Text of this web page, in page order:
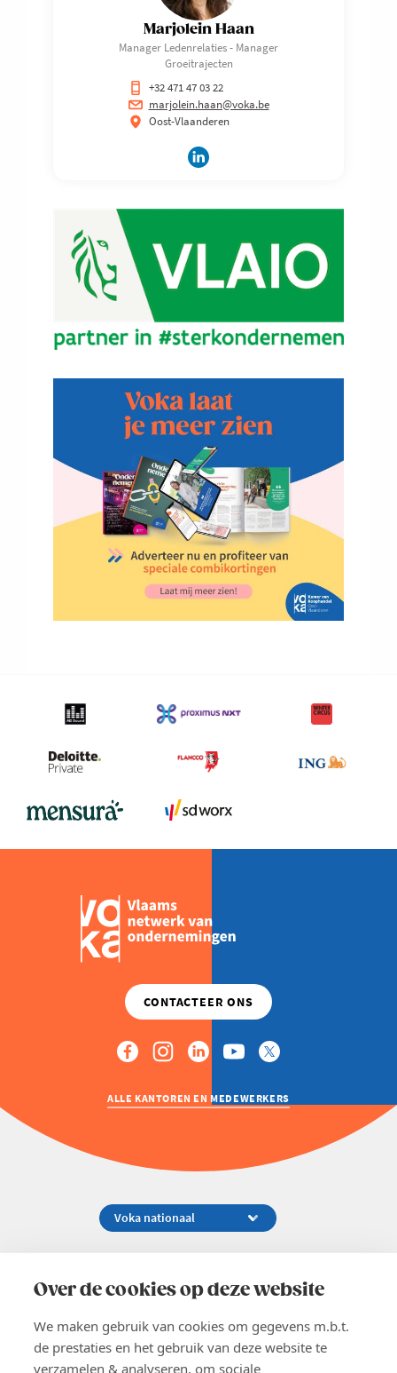
Over de cookies op deze website
We maken gebruik van cookies om gegevens m.b.t.
de prestaties en het gebruik van deze website te
verzamelen & analyseren, om sociale
Marjolein Haan
Manager Ledenrelaties - Manager
Groeitrajecten
+32 471 47 03 22
marjolein.haan@voka.be
Oost-Vlaanderen
ALLE KANTOREN EN MEDEWERKERS
02 229 81 11